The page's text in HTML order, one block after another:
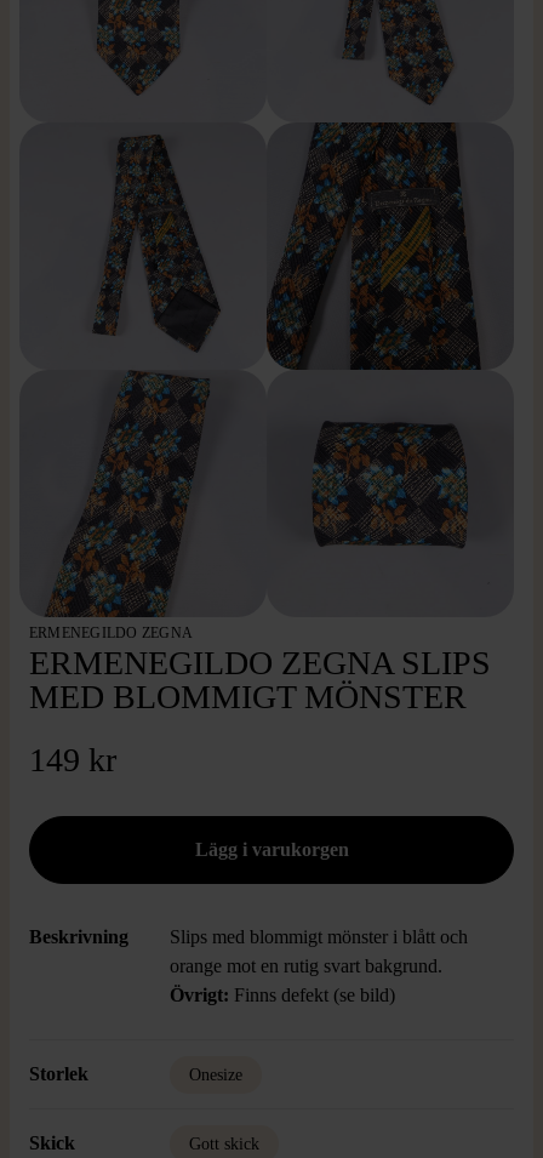
ERMENEGILDO ZEGNA
ERMENEGILDO ZEGNA SLIPS
MED BLOMMIGT MÖNSTER
149 kr
Beskrivning
Slips med blommigt mönster i blått och
orange mot en rutig svart bakgrund.
Övrigt: Finns defekt (se bild)
Storlek Onesize
Skick Gott skick